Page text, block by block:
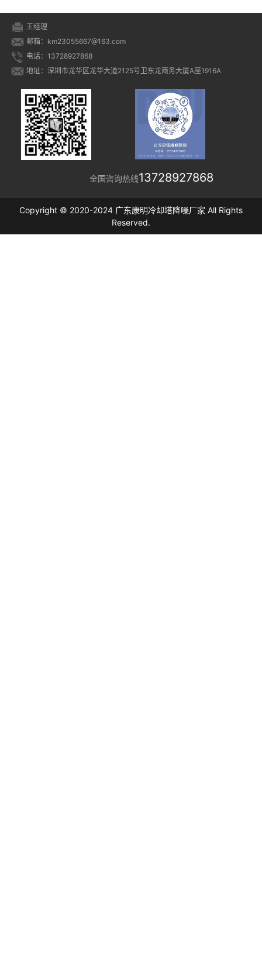
王经理
邮箱：km23055667@163.com
电话：13728927868
地址：深圳市龙华区龙华大道2125号卫东龙商务大厦A座1916A
全国咨询热线13728927868
Copyright © 2020-2024 广东康明冷却塔降噪厂家 All Rights
Reserved.